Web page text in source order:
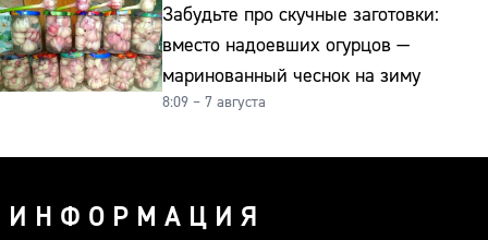
Забудьте про скучные заготовки:
вместо надоевших огурцов —
маринованный чеснок на зиму
8:09 – 7 августа
ИНФОРМАЦИЯ